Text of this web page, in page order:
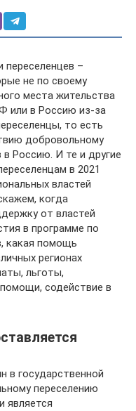
переселенцев –
не по своему
места жительства
или в Россию из-за
то есть
добровольному
Россию. И те и другие
в 2021
властей
когда
от властей
в программе по
какая помощь
регионах
льготы,
содействие в
в государственной
переселению
является